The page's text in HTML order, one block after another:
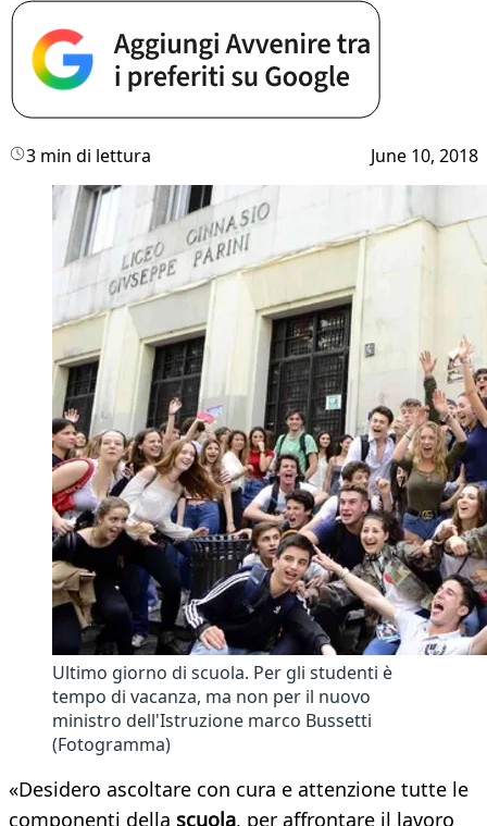
3 min di lettura June 10, 2018
Ultimo giorno di scuola. Per gli studenti è
tempo di vacanza, ma non per il nuovo
ministro dell'Istruzione marco Bussetti
(Fotogramma)
«Desidero ascoltare con cura e attenzione tutte le
componenti della scuola, per affrontare il lavoro